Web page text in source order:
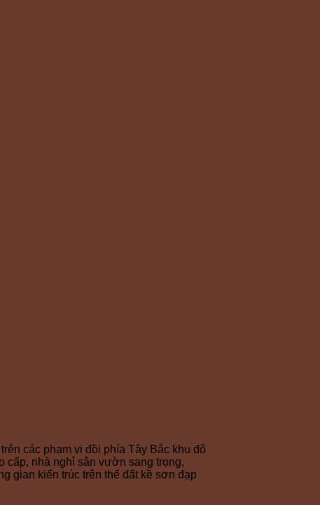
các phạm vi đồi phía Tây Bắc khu đô
cấp, nhà nghỉ sân vườn sang trọng,
gian kiến trúc trên thế đất kề sơn đạp